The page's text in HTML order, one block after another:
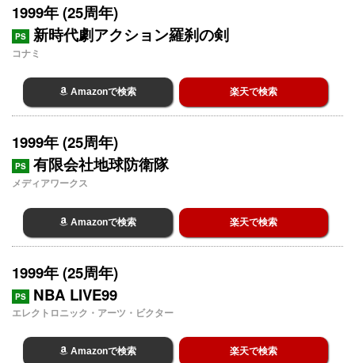
1999年 (25周年)
PS 新時代劇アクション羅刹の剣
コナミ
Amazonで検索 楽天で検索
1999年 (25周年)
PS 有限会社地球防衛隊
メディアワークス
Amazonで検索 楽天で検索
1999年 (25周年)
PS NBA LIVE99
エレクトロニック・アーツ・ビクター
Amazonで検索 楽天で検索